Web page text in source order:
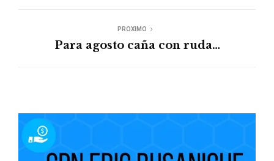
PROXIMO
Para agosto caña con ruda…